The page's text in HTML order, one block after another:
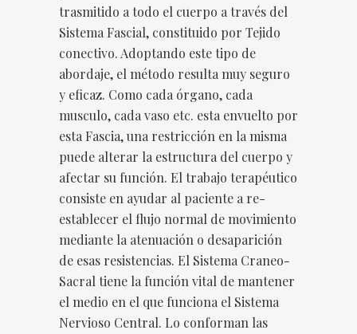
trasmitido a todo el cuerpo a través del
Sistema Fascial, constituido por Tejido
conectivo. Adoptando este tipo de
abordaje, el método resulta muy seguro
y eficaz. Como cada órgano, cada
musculo, cada vaso etc. esta envuelto por
esta Fascia, una restricción en la misma
puede alterar la estructura del cuerpo y
afectar su función. El trabajo terapéutico
consiste en ayudar al paciente a re-
establecer el flujo normal de movimiento
mediante la atenuación o desaparición
de esas resistencias. El Sistema Craneo-
Sacral tiene la función vital de mantener
el medio en el que funciona el Sistema
Nervioso Central. Lo conforman las